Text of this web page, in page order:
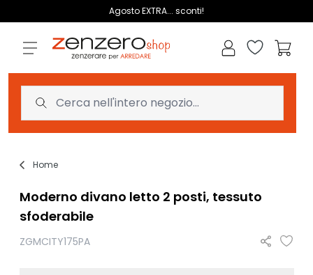
Agosto EXTRA... sconti!
Lista dei
Home
Moderno divano letto 2 posti, tessuto
sfoderabile
ZGMCITY175PA